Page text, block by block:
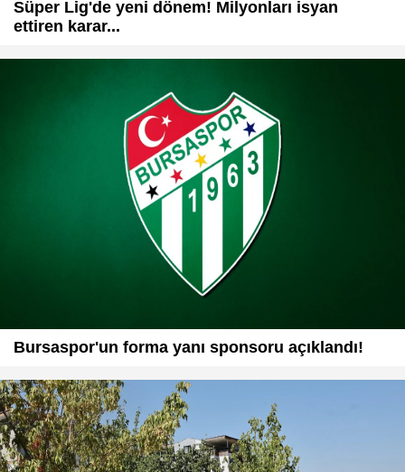
Süper Lig'de yeni dönem! Milyonları isyan
ettiren karar...
Bursaspor'un forma yanı sponsoru açıklandı!